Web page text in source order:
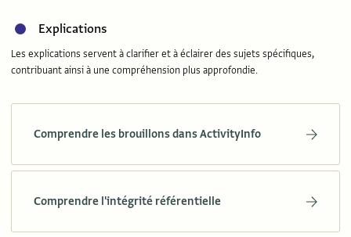
Explications
Les explications servent à clarifier et à éclairer des sujets spécifiques,
contribuant ainsi à une compréhension plus approfondie.
Comprendre les brouillons dans ActivityInfo
Comprendre l'intégrité référentielle